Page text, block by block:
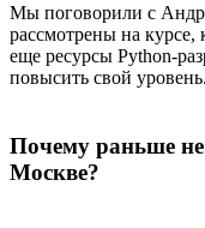
Мы поговорили с
рассмотрены на
еще ресурсы Python-
повысить свой уровень.
Почему раньше не
Москве?